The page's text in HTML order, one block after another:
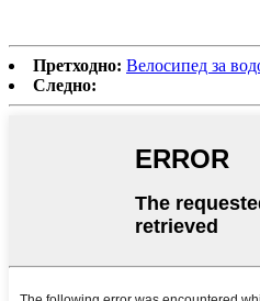
Претходно: Велосипед за
Следно: